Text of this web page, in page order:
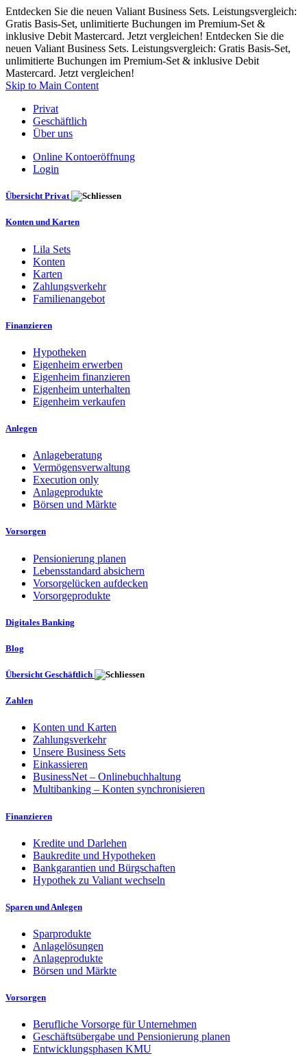
Entdecken Sie die neuen Valiant Business Sets. Leistungsvergleich:
Gratis Basis-Set, unlimitierte Buchungen im Premium-Set &
inklusive Debit Mastercard. Jetzt vergleichen! Entdecken Sie die
neuen Valiant Business Sets. Leistungsvergleich: Gratis Basis-Set,
unlimitierte Buchungen im Premium-Set & inklusive Debit
Mastercard. Jetzt vergleichen!
Skip to Main Content
Privat
Geschäftlich
Über uns
Online Kontoeröffnung
Login
Übersicht Privat
Konten und Karten
Lila Sets
Konten
Karten
Zahlungsverkehr
Familienangebot
Finanzieren
Hypotheken
Eigenheim erwerben
Eigenheim finanzieren
Eigenheim unterhalten
Eigenheim verkaufen
Anlegen
Anlageberatung
Vermögensverwaltung
Execution only
Anlageprodukte
Börsen und Märkte
Vorsorgen
Pensionierung planen
Lebensstandard absichern
Vorsorgelücken aufdecken
Vorsorgeprodukte
Digitales Banking
Blog
Übersicht Geschäftlich
Zahlen
Konten und Karten
Zahlungsverkehr
Unsere Business Sets
Einkassieren
BusinessNet – Onlinebuchhaltung
Multibanking – Konten synchronisieren
Finanzieren
Kredite und Darlehen
Baukredite und Hypotheken
Bankgarantien und Bürgschaften
Hypothek zu Valiant wechseln
Sparen und Anlegen
Sparprodukte
Anlagelösungen
Anlageprodukte
Börsen und Märkte
Vorsorgen
Berufliche Vorsorge für Unternehmen
Geschäftsübergabe und Pensionierung planen
Entwicklungsphasen KMU